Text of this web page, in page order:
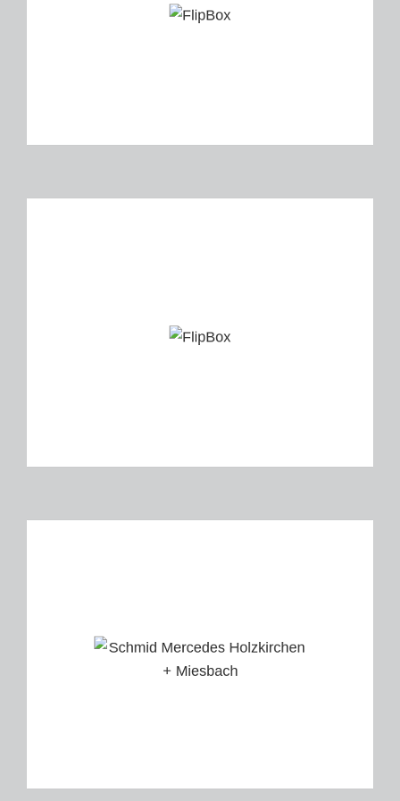
Gebäudetechnik, Elektrotechnik
Instandhaltung u. Betreuung
Gebäudetechnik, Elektrotechnik
Instandhaltung u. Betreuung
Gebäudetechnik, Elektrotechnik